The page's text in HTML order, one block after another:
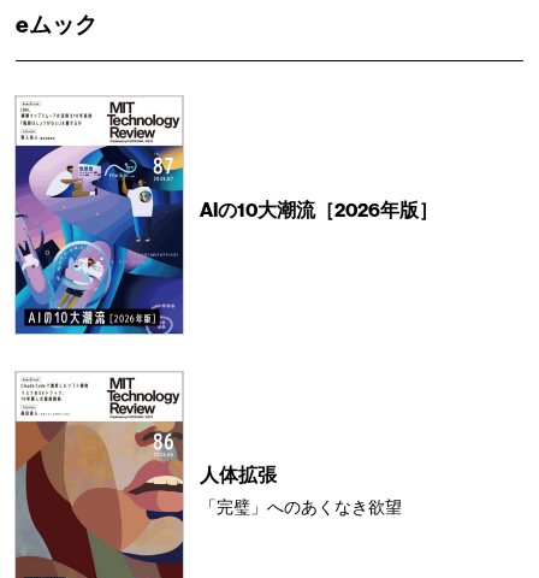
eムック
AIの10大潮流［2026年版］
人体拡張
「完璧」へのあくなき欲望